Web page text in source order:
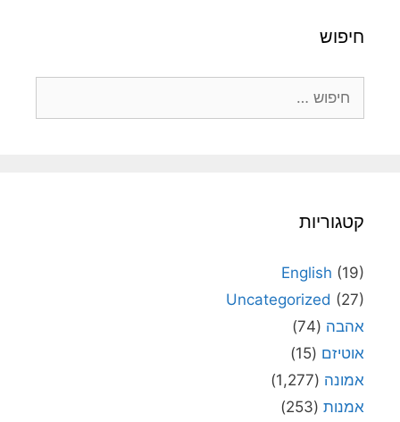
חיפוש
קטגוריות
English (19)
Uncategorized (27)
אהבה (74)
אוטיזם (15)
אמונה (1,277)
אמנות (253)